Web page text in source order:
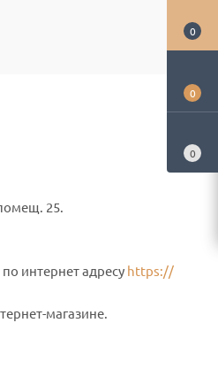
25.
интернет адресу https://
магазине.
0
0
0